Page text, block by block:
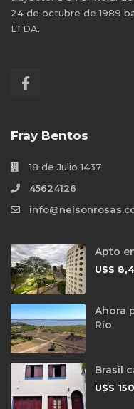
24 de octubre de 1989
LTDA.
Fray Bentos
18 de Julio 1437
45624126
Apto
U$S
Ahora
Río
Brasil
U$S